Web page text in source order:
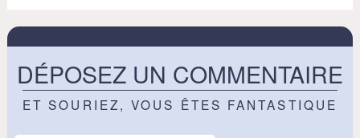
DÉPOSEZ UN COMMENTAIRE
ET SOURIEZ, VOUS ÊTES FANTASTIQUE